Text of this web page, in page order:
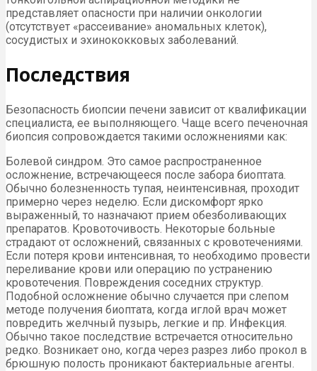
представляет опасности при наличии онкологии
(отсутствует «рассеивание» аномальных клеток),
сосудистых и эхинококковых заболеваний.
Последствия
Безопасность биопсии печени зависит от квалификации
специалиста, ее выполняющего. Чаще всего печеночная
биопсия сопровождается такими осложнениями как:
Болевой синдром. Это самое распространенное
осложнение, встречающееся после забора биоптата.
Обычно болезненность тупая, неинтенсивная, проходит
примерно через неделю. Если дискомфорт ярко
выраженный, то назначают прием обезболивающих
препаратов. Кровоточивость. Некоторые больные
страдают от осложнений, связанных с кровотечениями.
Если потеря крови интенсивная, то необходимо провести
переливание крови или операцию по устранению
кровотечения. Повреждения соседних структур.
Подобной осложнение обычно случается при слепом
методе получения биоптата, когда иглой врач может
повредить желчный пузырь, легкие и пр. Инфекция.
Обычно такое последствие встречается относительно
редко. Возникает оно, когда через разрез либо прокол в
брюшную полость проникают бактериальные агенты.